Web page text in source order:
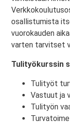
osallistumista
vuorokauden
varten tarvitset
Tulityökurssin
Tulityöt
Vastuut ja
Tulityön